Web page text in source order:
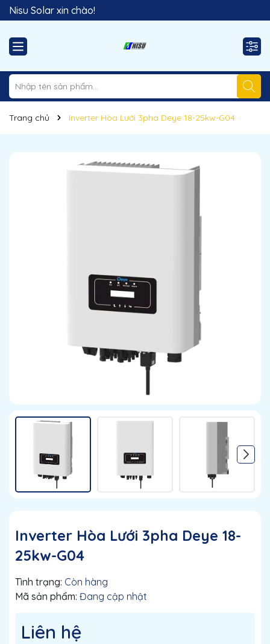
Nisu Solar xin chào!
Hãy sử dụng năng lượng sạch!
Trang chủ Inverter Hòa Lưới 3pha Deye 18-25kw-G04
Inverter Hòa Lưới 3pha Deye 18-
25kw-G04
Tình trạng: Còn hàng
Mã sản phẩm: Đang cập nhật
Liên hệ